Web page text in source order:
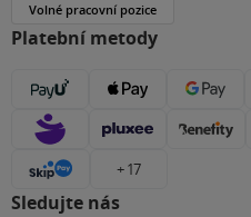
Volné pracovní pozice
Platební metody
+ 17
Sledujte nás